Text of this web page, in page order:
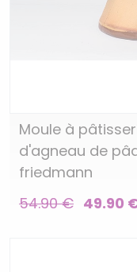
Moule à
d'agneau de
friedmann
54.90 € 49.90